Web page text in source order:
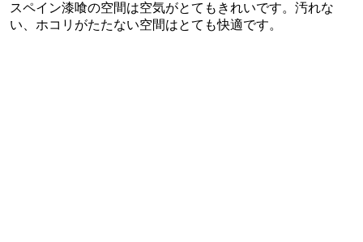
スペイン漆喰の空間は空気がとてもきれいです。汚れな
い、ホコリがたたない空間はとても快適です。